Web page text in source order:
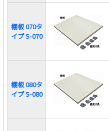
棚板 070タ
イプ S-070
棚板 080タ
イプ S-080